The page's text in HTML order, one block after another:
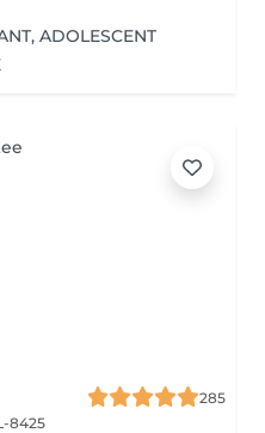
ADOLESCENT
285
8425